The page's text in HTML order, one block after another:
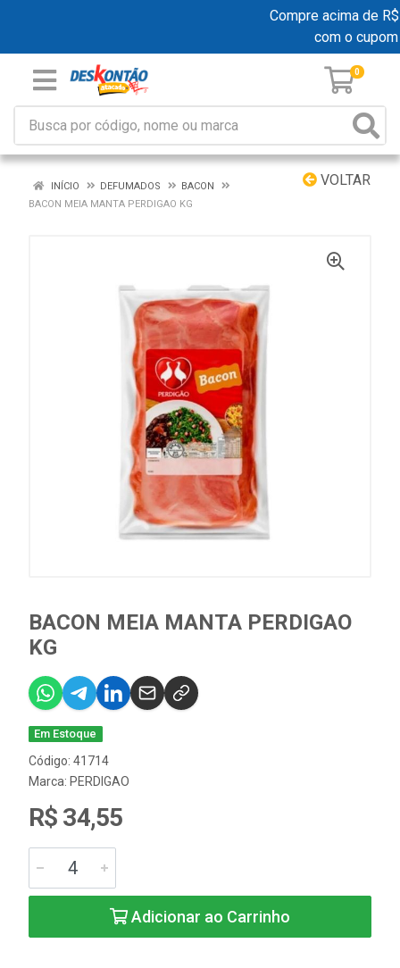
Compre acima de
com o cupom
0
VOLTAR
INÍCIO DEFUMADOS
BACON
BACON MEIA MANTA PERDIGAO KG
BACON MEIA MANTA PERDIGAO
KG
Em Estoque
Código: 41714
Marca: PERDIGAO
R$ 34,55
Adicionar ao Carrinho